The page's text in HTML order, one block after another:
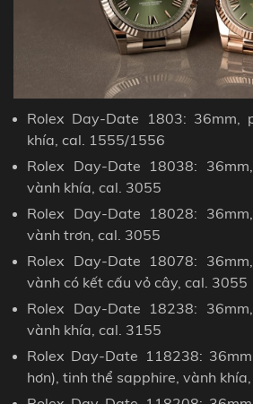
Rolex Day-Date 1803: 36mm,
khía, cal. 1555/1556
Rolex Day-Date 18038:
vành khía, cal. 3055
Rolex Day-Date 18028:
vành trơn, cal. 3055
Rolex Day-Date 18078:
vành có kết cấu vỏ cây, cal. 3055
Rolex Day-Date 18238:
vành khía, cal. 3155
Rolex Day-Date 118238:
hơn), tinh thể sapphire, vành